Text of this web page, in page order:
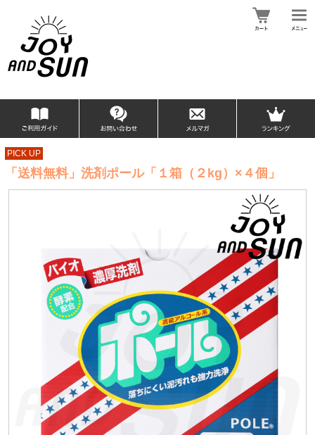
PICK UP
「送料無料」洗剤ポール「１箱（２kg）×４個」